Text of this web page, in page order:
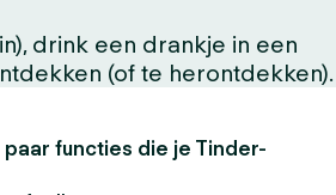
drink een drankje in een
(of te herontdekken).
functies die je Tinder-